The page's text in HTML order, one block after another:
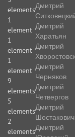
elements
1
element
1
element
1
element
9
elements
5
elements
2
elements
Дмитрий
Дмитрий
Харатьян
Дмитрий
Дмитрий
Черняков
Дмитрий
Четвергов
Дмитрий
Шостакович
Дмитрий